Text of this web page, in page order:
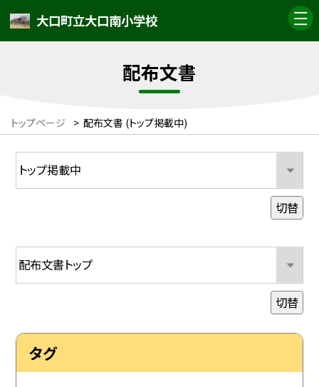
大口町立大口南小学校
配布文書
トップページ > 配布文書 (トップ掲載中)
切替
切替
タグ